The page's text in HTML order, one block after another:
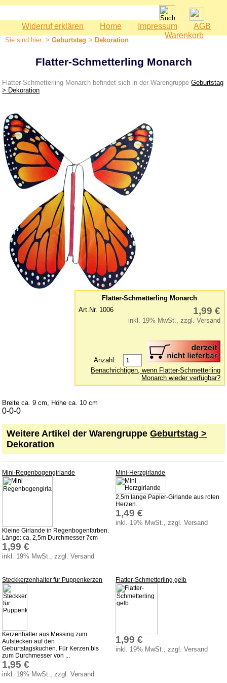
Widerruf erklären Home Impressum
AGB
Warenkorb
Sie sind hier: > Geburtstag > Dekoration
Spielwaren
Babyspielzeug
Bauernhof
Geburtstag
Geburtstagszüge
Holzeisenbahn
Kaspertheater
Kaufmannsladen
Kinderküche
Kinderzimmer - Accessoires
Kinderwerkzeuge
Klettermax & Hampelmann
Laufräder
Lauftiere
Schaukelpferd
Spiele
Spielzeug für draußen
Spielzeugautos
Spielzeugtiere
zum Schieben und Ziehen
Dies und Das
Service
Lieferzeiten
Impressum
Flatter-Schmetterling Monarch
Flatter-Schmetterling Monarch befindet sich in der WarengruppeGeburtstag
> Dekoration
Flatter-Schmetterling Monarch
Art.Nr. 1006
1,99 €
inkl. 19% MwSt., zzgl. Versand
Anzahl:
Benachrichtigen, wenn Flatter-Schmetterling
Monarch wieder verfügbar?
Breite ca. 9 cm, Höhe ca. 10 cm
0-0-0
Weitere Artikel der WarengruppeGeburtstag >
Dekoration
Mini-Regenbogengirlande
Kleine Girlande in Regenbogenfarben.
Länge: ca. 2,5m Durchmesser 7cm
1,99 €
inkl. 19% MwSt., zzgl. Versand
Mini-Herzgirlande
2,5m lange Papier-Girlande aus roten
Herzen.
1,49 €
inkl. 19% MwSt., zzgl. Versand
Steckkerzenhalter für Puppenkerzen
Kerzenhalter aus Messing zum
Aufstecken auf den
Geburtstagskuchen. Für Kerzen bis
zum Durchmesser von ...
1,95 €
inkl. 19% MwSt., zzgl. Versand
Flatter-Schmetterling gelb
1,99 €
inkl. 19% MwSt., zzgl. Versand